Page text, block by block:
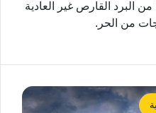
البرد القارص غير العادية
من الحر.